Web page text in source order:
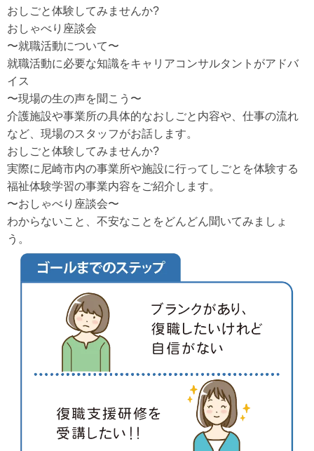
おしごと体験してみませんか?
おしゃべり座談会
〜就職活動について〜
就職活動に必要な知識をキャリアコンサルタントがアドバ
イス
〜現場の生の声を聞こう〜
介護施設や事業所の具体的なおしごと内容や、仕事の流れ
など、現場のスタッフがお話します。
おしごと体験してみませんか?
実際に尼崎市内の事業所や施設に行ってしごとを体験する
福祉体験学習の事業内容をご紹介します。
〜おしゃべり座談会〜
わからないこと、不安なことをどんどん聞いてみましょ
う。